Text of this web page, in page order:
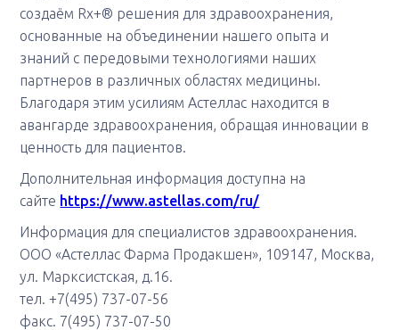
создаём Rx+® решения для здравоохранения,
основанные на объединении нашего опыта и
знаний с передовыми технологиями наших
партнеров в различных областях медицины.
Благодаря этим усилиям Астеллас находится в
авангарде здравоохранения, обращая инновации в
ценность для пациентов.
Дополнительная информация доступна на
сайте https://www.astellas.com/ru/
Информация для специалистов здравоохранения.
ООО «Астеллас Фарма Продакшен», 109147, Москва,
ул. Марксистская, д.16.
тел. +7(495) 737-07-56
факс. 7(495) 737-07-50